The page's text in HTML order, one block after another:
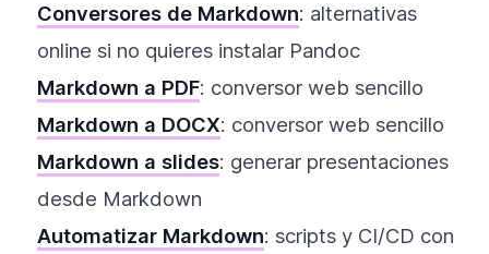
Conversores de Markdown: alternativas
online si no quieres instalar Pandoc
Markdown a PDF: conversor web sencillo
Markdown a DOCX: conversor web sencillo
Markdown a slides: generar presentaciones
desde Markdown
Automatizar Markdown: scripts y CI/CD con